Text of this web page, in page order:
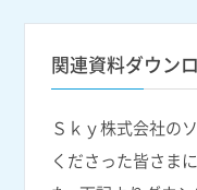
関連資料ダウン
Ｓｋｙ株式会社の
くださった皆さま